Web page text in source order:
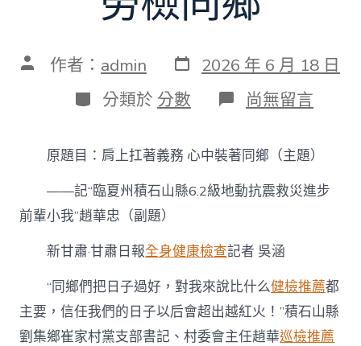
文 作者： admin 發
表
日
期
2026 年 6 月 18 日
分
類
分類於 分數 在
〈肩
扛
著
義
務
裝
著
秀
傳
醫
院
勞
尚無留言
原題目：肩上扛著義務 心中裝著同鄉（主題）
——記“臨夏州積石山縣6.2級地動抗震救災進步
前輩小我”趙華忠（副題）
新甘肅·甘肅日報全身健康檢查記者 吳涵
“同鄉們把日子過好，對我來說比什么健檢推薦都
主要，信任我們的日子以后會超出越紅火！”積石山縣
劉集鄉崔家村黨支部書記、村委會主任趙華巡檢推薦